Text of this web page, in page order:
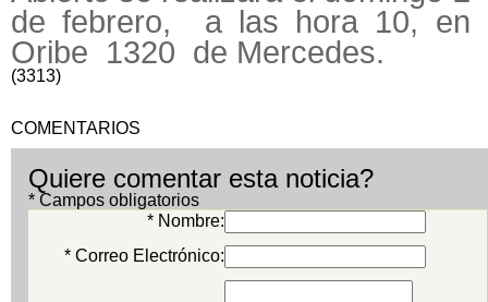
de febrero, a las hora 10, en
Oribe 1320 de Mercedes.
(3313)
COMENTARIOS
Quiere comentar esta noticia?
* Campos obligatorios
* Nombre:
* Correo Electrónico: